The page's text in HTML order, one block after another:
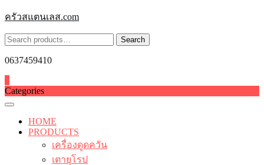
Skip
to
content
ครัวสแตนเลส.com
Search
for:
Search
0637459410
Categories
HOME
PRODUCTS
เครื่องดูดควัน
เตายุโรป